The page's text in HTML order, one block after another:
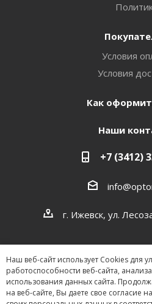
Наш веб-сайт использует Cookies для
работоспособности веб-сайта, анализа
использования данных сайта.
на веб-сайте, Вы даете свое согласие
Условия
Условия
Как
Наши
+7 (3412)
г. Ижевск, ул.
2026 ©